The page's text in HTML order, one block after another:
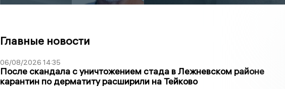
Главные новости
06/08/2026 14:35
После скандала с уничтожением стада в Лежневском районе
карантин по дерматиту расширили на Тейково